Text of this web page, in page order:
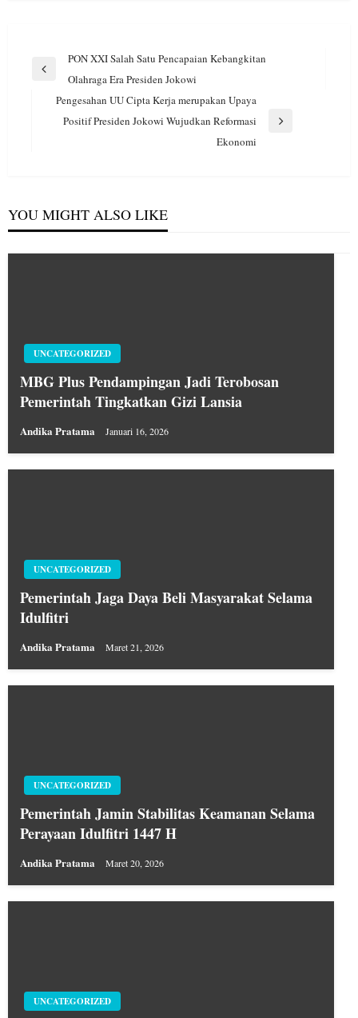
Navigasi
Previous
PON XXI Salah Satu Pencapaian Kebangkitan
Olahraga Era Presiden Jokowi
Pengesahan UU Cipta Kerja merupakan Upaya
Positif Presiden Jokowi Wujudkan Reformasi
Ekonomi
YOU MIGHT ALSO LIKE
UNCATEGORIZED
MBG Plus Pendampingan Jadi Terobosan
Pemerintah Tingkatkan Gizi Lansia
Andika Pratama Januari 16, 2026
UNCATEGORIZED
Pemerintah Jaga Daya Beli Masyarakat Selama
Idulfitri
Andika Pratama Maret 21, 2026
UNCATEGORIZED
Pemerintah Jamin Stabilitas Keamanan Selama
Perayaan Idulfitri 1447 H
Andika Pratama Maret 20, 2026
UNCATEGORIZED